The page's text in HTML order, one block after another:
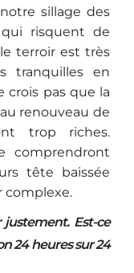
sillage des
risquent de
terroir est très
tranquilles en
crois pas que la
renouveau de
trop riches.
comprendront
tête baissée
complexe.
Est-ce
24 heures sur 24